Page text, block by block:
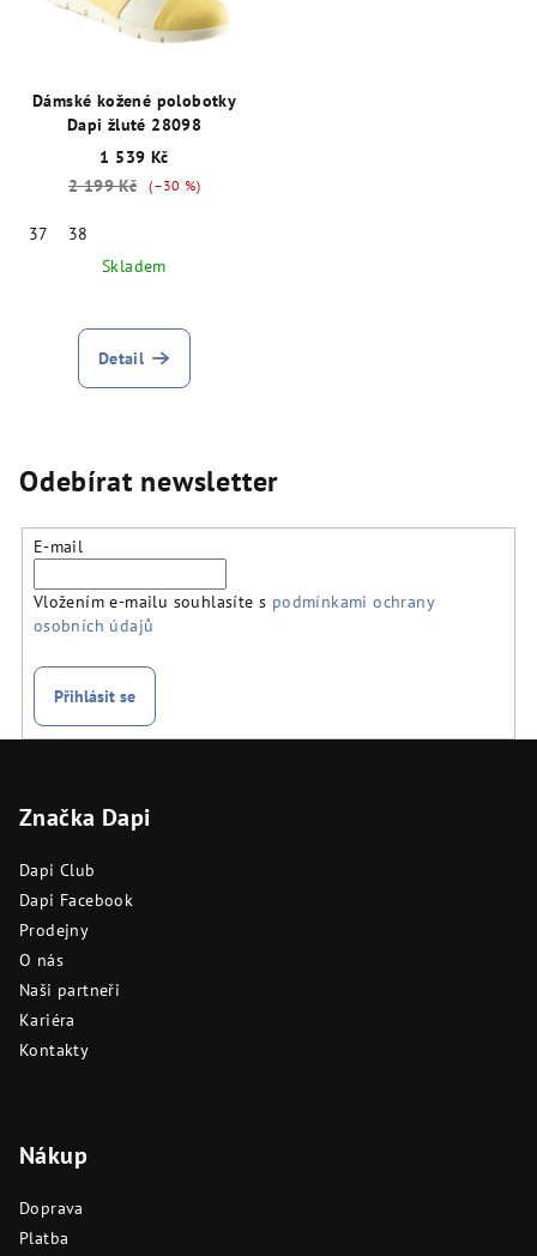
Dámské kožené polobotky
Dapi žluté 28098
1 539 Kč
2 199 Kč
(–30 %)
37
38
Skladem
Detail
Odebírat newsletter
E-mail
Vložením e-mailu souhlasíte s podmínkami ochrany
osobních údajů
Přihlásit se
Značka Dapi
Dapi Club
Dapi Facebook
Prodejny
O nás
Naši partneři
Kariéra
Kontakty
Nákup
Doprava
Platba